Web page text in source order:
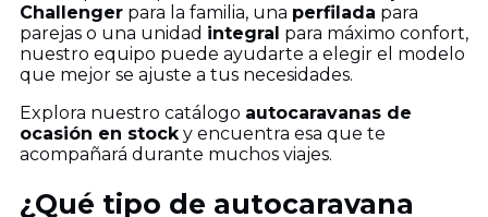
Challenger para la familia, una perfilada para
parejas o una unidad integral para máximo confort,
nuestro equipo puede ayudarte a elegir el modelo
que mejor se ajuste a tus necesidades.
Explora nuestro catálogo autocaravanas de
ocasión en stocky encuentra esa que te
acompañará durante muchos viajes.
¿Qué tipo de autocaravana